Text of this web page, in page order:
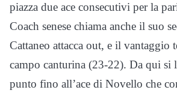
piazza due ace consecutivi per la
Coach senese chiama anche il suo
Cattaneo attacca out, e il vantaggio
campo canturina (23-22). Da qui si
punto fino all’ace di Novello che